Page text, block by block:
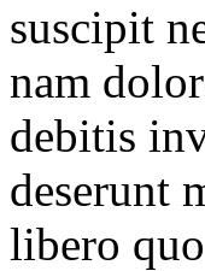
suscipit
nam
debitis
deserunt
libero